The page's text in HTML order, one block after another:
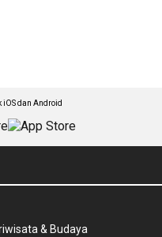
dan Android
& Budaya